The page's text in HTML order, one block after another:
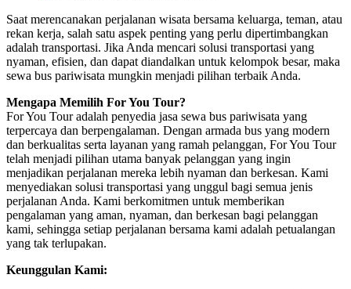
Saat merencanakan perjalanan wisata bersama keluarga, teman, atau
rekan kerja, salah satu aspek penting yang perlu dipertimbangkan
adalah transportasi. Jika Anda mencari solusi transportasi yang
nyaman, efisien, dan dapat diandalkan untuk kelompok besar, maka
sewa bus pariwisata mungkin menjadi pilihan terbaik Anda.
Mengapa Memilih For You Tour?
For You Tour adalah penyedia jasa sewa bus pariwisata yang
terpercaya dan berpengalaman. Dengan armada bus yang modern
dan berkualitas serta layanan yang ramah pelanggan, For You Tour
telah menjadi pilihan utama banyak pelanggan yang ingin
menjadikan perjalanan mereka lebih nyaman dan berkesan. Kami
menyediakan solusi transportasi yang unggul bagi semua jenis
perjalanan Anda. Kami berkomitmen untuk memberikan
pengalaman yang aman, nyaman, dan berkesan bagi pelanggan
kami, sehingga setiap perjalanan bersama kami adalah petualangan
yang tak terlupakan.
Keunggulan Kami: